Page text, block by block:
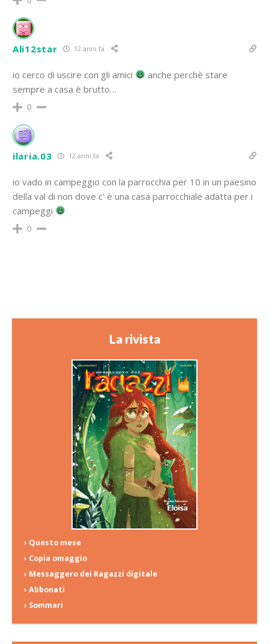
Ali12star 12 anni fa
io cerco di uscire con gli amici
anche perchè stare
sempre a casa è brutto…
0
ilaria.03 12 anni fa
io vado in campeggio con la parrocchia per 10 in un paesino
della val di non dove c’ è una casa parrocchiale adatta per i
campeggi
0
La rivista
› Questo mese
› Copia omaggio
› Messaggero dei Ragazzi digitale
› Abbonati
› Sommari